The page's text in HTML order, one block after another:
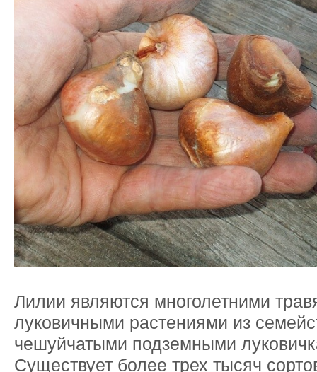
Лилии являются многолетними
луковичными растениями из
чешуйчатыми подземными
Существует более трех тысяч